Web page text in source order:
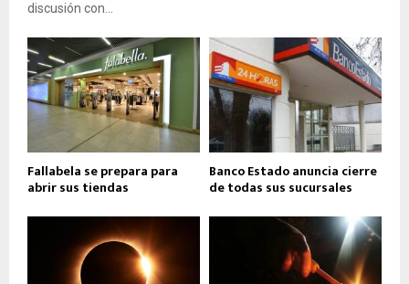
discusión con...
Fallabela se prepara para
abrir sus tiendas
Banco Estado anuncia cierre
de todas sus sucursales